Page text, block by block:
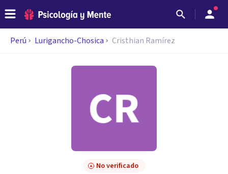
Perú Lurigancho-Chosica Cristhian Ramírez
No verificado